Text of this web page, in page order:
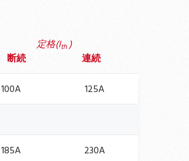
断続
定格(Ith)
連続
100A
125A
185A
230A